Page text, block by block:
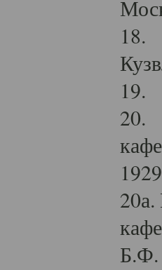
18.
19.
20.
Б.Ф.